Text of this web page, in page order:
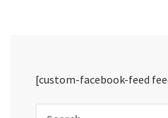
[custom-facebook-feed